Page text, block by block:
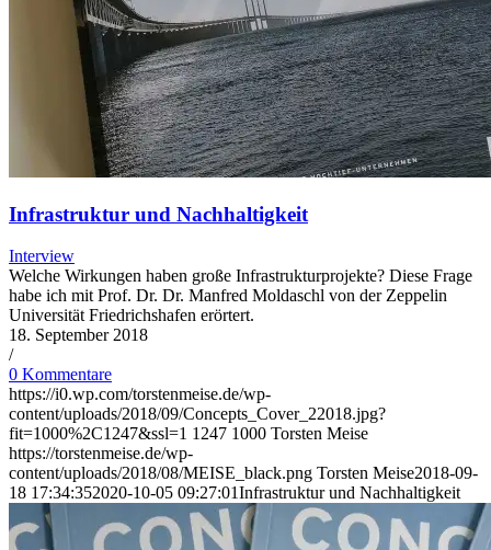
Infrastruktur und Nachhaltigkeit
Interview
Welche Wirkungen haben große Infrastrukturprojekte? Diese Frage
habe ich mit Prof. Dr. Dr. Manfred Moldaschl von der Zeppelin
Universität Friedrichshafen erörtert.
18. September 2018
/
0 Kommentare
https://i0.wp.com/torstenmeise.de/wp-
content/uploads/2018/09/Concepts_Cover_22018.jpg?
fit=1000%2C1247&ssl=1 1247 1000 Torsten Meise
https://torstenmeise.de/wp-
content/uploads/2018/08/MEISE_black.png Torsten Meise2018-09-
18 17:34:352020-10-05 09:27:01Infrastruktur und Nachhaltigkeit